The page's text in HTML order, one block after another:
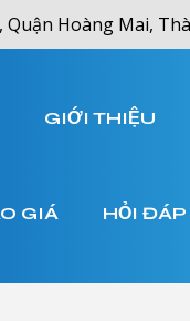
Quận Hoàng Mai,
GIỚI THIỆU
GIÁ HỎI ĐÁP